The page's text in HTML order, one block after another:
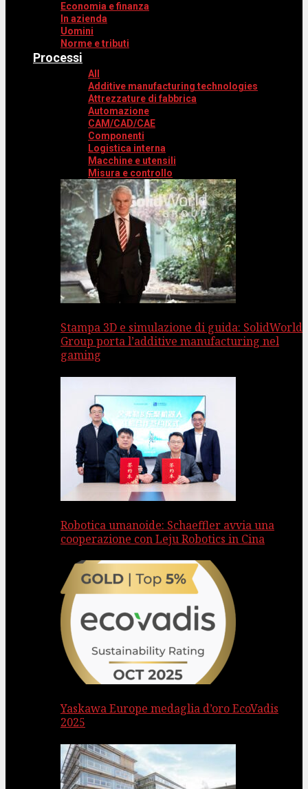
Economia e finanza
In azienda
Uomini
Norme e tributi
Processi
All
Additive manufacturing technologies
Attrezzature di fabbrica
Automazione
CAM/CAD/CAE
Componenti
Logistica interna
Macchine e utensili
Misura e controllo
Stampa 3D e simulazione di guida: SolidWorld
Group porta l’additive manufacturing nel
gaming
Robotica umanoide: Schaeffler avvia una
cooperazione con Leju Robotics in Cina
Yaskawa Europe medaglia d’oro EcoVadis
2025